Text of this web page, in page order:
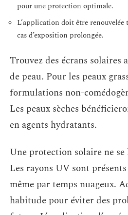
pour une protection optimale.
L’application doit être renouvelée
cas d’exposition prolongée.
Trouvez des écrans solaires
de peau. Pour les peaux
formulations non-
Les peaux sèches
en agents hydratants.
Une protection solaire ne se
Les rayons UV sont
même par temps nuageux.
habitude pour éviter des